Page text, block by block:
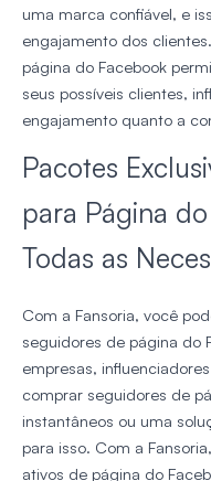
uma marca confiável, e
engajamento dos
página do Facebook
seus possíveis clientes,
engajamento quanto a
Pacotes
para Página
Todas as
Com a Fansoria, você
seguidores de página do
empresas,
comprar seguidores de
instantâneos ou uma
para isso. Com a
ativos de página do